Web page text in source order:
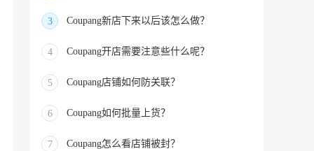
3 Coupang新店下来以后该怎么做？
4 Coupang开店需要注意些什么呢？
5 Coupang店铺如何防关联？
6 Coupang如何批量上货？
7 Coupang怎么看店铺被封？